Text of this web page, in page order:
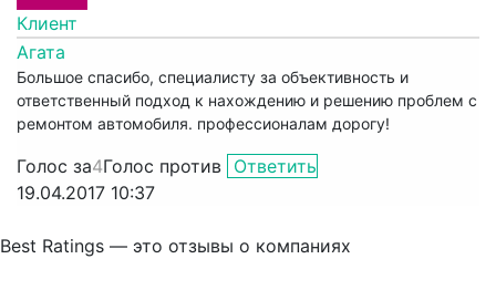
Клиент
Агата
Большое спасибо, специалисту за объективность и
ответственный подход к нахождению и решению проблем с
ремонтом автомобиля. профессионалам дорогу!
Голос за4Голос против Ответить
19.04.2017 10:37
Best Ratings — это отзывы о компаниях